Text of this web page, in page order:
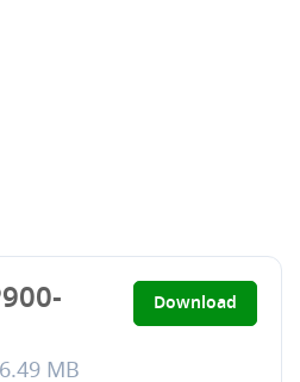
6.49 MB
Download